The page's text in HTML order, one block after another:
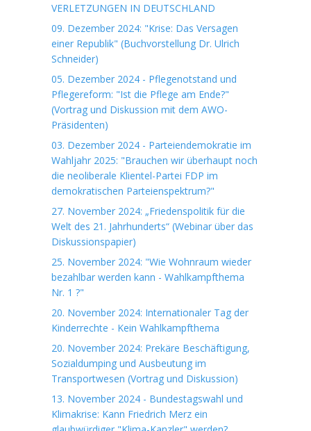
VERLETZUNGEN IN DEUTSCHLAND
09. Dezember 2024: "Krise: Das Versagen
einer Republik" (Buchvorstellung Dr. Ulrich
Schneider)
05. Dezember 2024 - Pflegenotstand und
Pflegereform: "Ist die Pflege am Ende?"
(Vortrag und Diskussion mit dem AWO-
Präsidenten)
03. Dezember 2024 - Parteiendemokratie im
Wahljahr 2025: "Brauchen wir überhaupt noch
die neoliberale Klientel-Partei FDP im
demokratischen Parteienspektrum?"
27. November 2024: „Friedenspolitik für die
Welt des 21. Jahrhunderts“ (Webinar über das
Diskussionspapier)
25. November 2024: "Wie Wohnraum wieder
bezahlbar werden kann - Wahlkampfthema
Nr. 1 ?"
20. November 2024: Internationaler Tag der
Kinderrechte - Kein Wahlkampfthema
20. November 2024: Prekäre Beschäftigung,
Sozialdumping und Ausbeutung im
Transportwesen (Vortrag und Diskussion)
13. November 2024 - Bundestagswahl und
Klimakrise: Kann Friedrich Merz ein